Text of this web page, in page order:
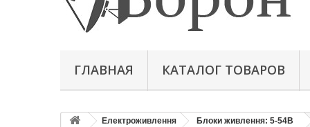
ГЛАВНАЯ КАТАЛОГ ТОВАРОВ
Електроживлення Блоки живлення: 5-54В